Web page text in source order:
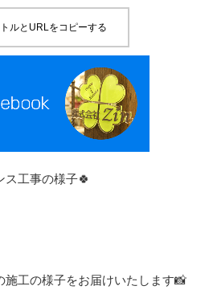
ルとURLをコピーする
工事の様子🍀
施工の様子をお届けいたします📸